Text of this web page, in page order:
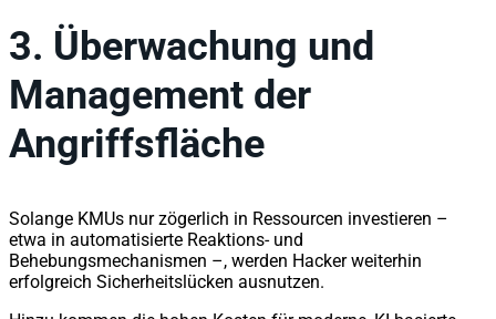
3. Überwachung und
Management der
Angriffsfläche
Solange KMUs nur zögerlich in Ressourcen investieren –
etwa in automatisierte Reaktions- und
Behebungsmechanismen –, werden Hacker weiterhin
erfolgreich Sicherheitslücken ausnutzen.